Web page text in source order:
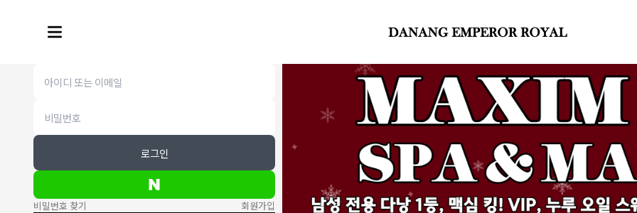
로그인
비밀번호 찾기 회원가입